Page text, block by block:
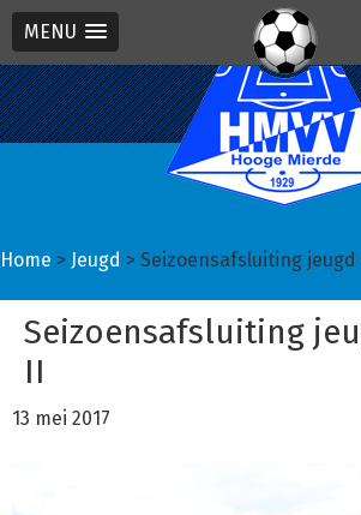
MENU
Spring
naar
de
Door
naar
de
Spring
naar
de
Home > Jeugd > Seizoensafsluiting jeugd
Seizoensafsluiting
II
13 mei 2017